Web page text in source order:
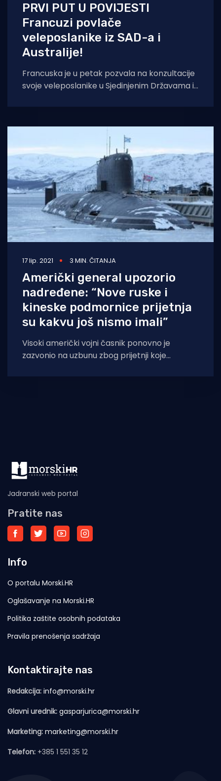
PRVI PUT U POVIJESTI
Francuzi povlače
veleposlanike iz SAD-a i
Australije!
Francuska je u petak pozvala na konzultacije
svoje veleposlanike u Sjedinjenim Državama i
partnerstva između Washingtona,
17 lip. 2021 3 MIN. ČITANJA
Američki general upozorio
nadređene: “Nove ruske i
kineske podmornice prijetnja
su kakvu još nismo imali”
Visoki američki vojni časnik ponovno je
zazvonio na uzbunu zbog prijetnji koje
Jadranski web portal
Pratite nas
Info
O portalu Morski.HR
Oglašavanje na Morski.HR
Politika zaštite osobnih podataka
Pravila prenošenja sadržaja
Kontaktirajte nas
Redakcija: info@morski.hr
Glavni urednik: gasparjurica@morski.hr
Marketing: marketing@morski.hr
Telefon: +385 1 551 35 12